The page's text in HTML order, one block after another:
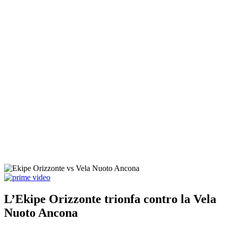
L’Ekipe Orizzonte trionfa contro la Vela
Nuoto Ancona